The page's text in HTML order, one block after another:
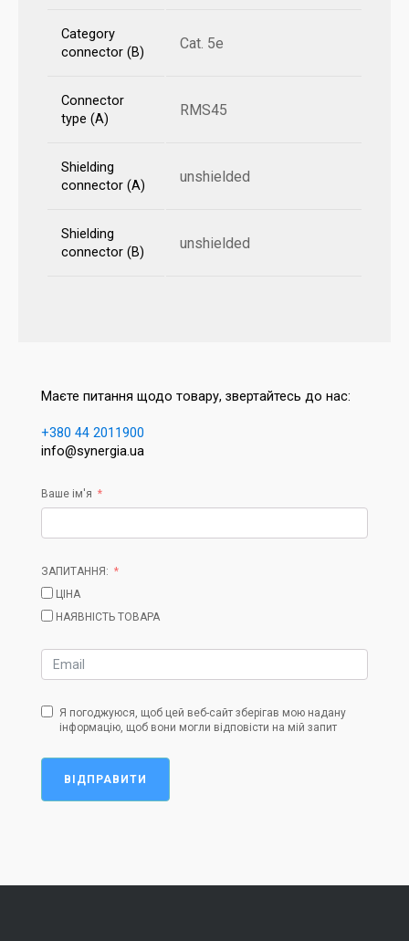
Category
connector (B)
Cat. 5e
Connector
type (A)
RMS45
Shielding
connector (A)
unshielded
Shielding
connector (B)
unshielded
Маєте питання щодо товару, звертайтесь до нас:
+380 44 2011900
info@synergia.ua
Ваше ім'я
ЗАПИТАННЯ:
ЦІНА
НАЯВНІСТЬ ТОВАРА
Я погоджуюся, щоб цей веб-сайт зберігав мою надану
інформацію, щоб вони могли відповісти на мій запит
ВІДПРАВИТИ